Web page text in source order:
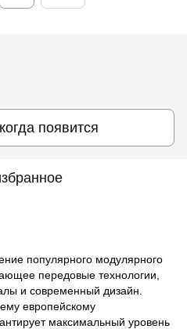
появится
популярного модулярного
передовые технологии,
и современный дизайн.
европейскому
максимальный уровень